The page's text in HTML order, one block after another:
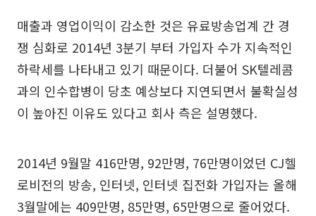
매출과 영업이익이 감소한 것은 유료방송업계 간 경
쟁 심화로 2014년 3분기 부터 가입자 수가 지속적인
하락세를 나타내고 있기 때문이다. 더불어 SK텔레콤
과의 인수합병이 당초 예상보다 지연되면서 불확실성
이 높아진 이유도 있다고 회사 측은 설명했다.
2014년 9월말 416만명, 92만명, 76만명이었던 CJ헬
로비전의 방송, 인터넷, 인터넷 집전화 가입자는 올해
3월말에는 409만명, 85만명, 65만명으로 줄어었다.